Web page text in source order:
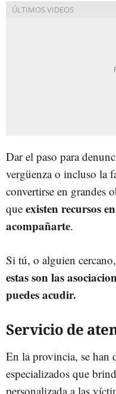
Dar el paso para
vergüenza o incluso la
convertirse en grandes
que existen recursos
acompañarte.
Si tú, o alguien
estas son las
puedes acudir.
Servicio de
En la provincia, se han
especializados que
personalizada a las